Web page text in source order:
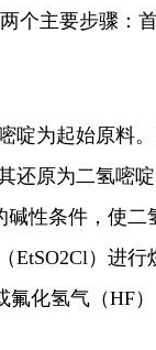
个主要步骤：
啶为起始原料
还原为二氢嘧啶
性条件，使二
）进
化氢气（HF